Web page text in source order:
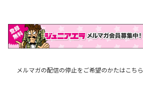
メルマガの配信の停止をご希望のかたはこちら